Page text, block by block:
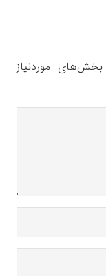
بخش‌های موردنیاز